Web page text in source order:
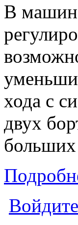
В
хода с
двух